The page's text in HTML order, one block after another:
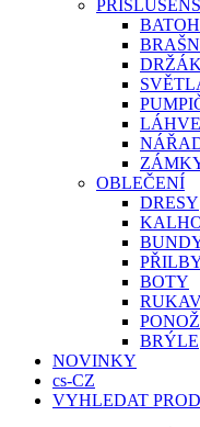
OBLEČENÍ
DRESY
BOTY
BRÝLE
NOVINKY
cs-CZ
VYHLEDAT